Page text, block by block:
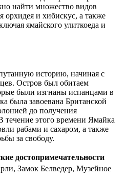
найти множество видов
орхидея и хибискус, а также
ямайского улиткоеда и
историю, начиная с
Остров был обитаем
были изгнаны испанцами в
была завоевана Британской
до получения
течение этого времени Ямайка
рабами и сахаром, а также
за свободу.
достопримечательности
Замок Белведер, Музейное